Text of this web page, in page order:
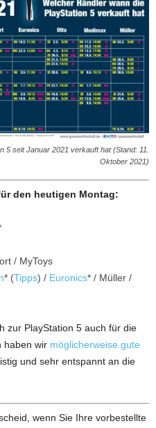
5 seit Januar 2021 verkauft hat (Stand: 11.
Oktober 2021)
den heutigen Montag:
/ MyToys
* (Tipps) / Euronics* / Müller /
zur PlayStation 5 auch für die
haben wir möglicherweise gute
und sehr entspannt an die
wenn Sie Ihre vorbestellte